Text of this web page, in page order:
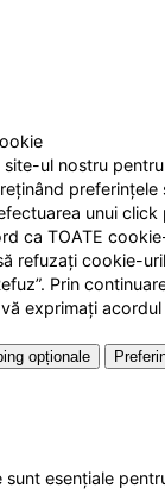
ul nostru
preferințele
unui click
ca TOATE
refuzați cookie-
Prin
exprimați
opționale
esențiale